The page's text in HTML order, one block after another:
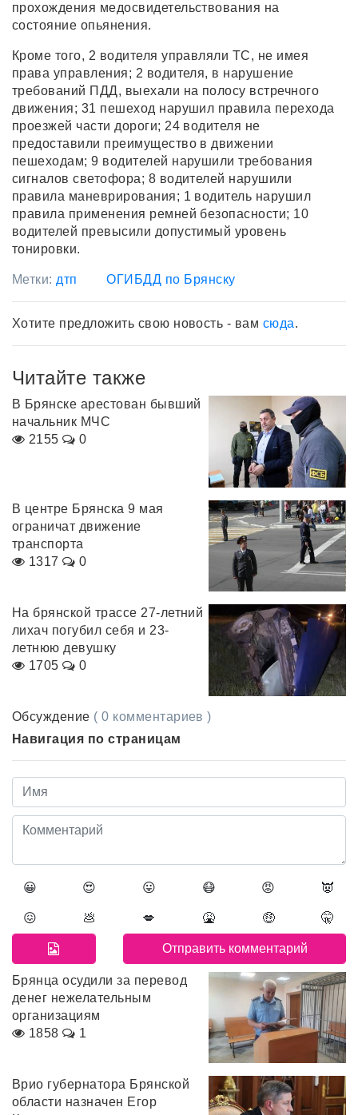
прохождения медосвидетельствования на
состояние опьянения.
Кроме того, 2 водителя управляли ТС, не имея
права управления; 2 водителя, в нарушение
требований ПДД, выехали на полосу встречного
движения; 31 пешеход нарушил правила перехода
проезжей части дороги; 24 водителя не
предоставили преимущество в движении
пешеходам; 9 водителей нарушили требования
сигналов светофора; 8 водителей нарушили
правила маневрирования; 1 водитель нарушил
правила применения ремней безопасности; 10
водителей превысили допустимый уровень
тонировки.
Метки:дтп ОГИБДД по Брянску
Хотите предложить свою новость - вам сюда.
Читайте также
В Брянске арестован бывший
начальник МЧС
2155
0
В центре Брянска 9 мая
ограничат движение
транспорта
1317
0
На брянской трассе 27-летний
лихач погубил себя и 23-
летнюю девушку
1705
0
Обсуждение ( 0 комментариев )
Навигация по страницам
😀 😍 😛 😷 😡 👿
😖 💩 💋 🤮 🤑 🤫
Брянца осудили за перевод
денег нежелательным
организациям
1858
1
Врио губернатора Брянской
области назначен Егор